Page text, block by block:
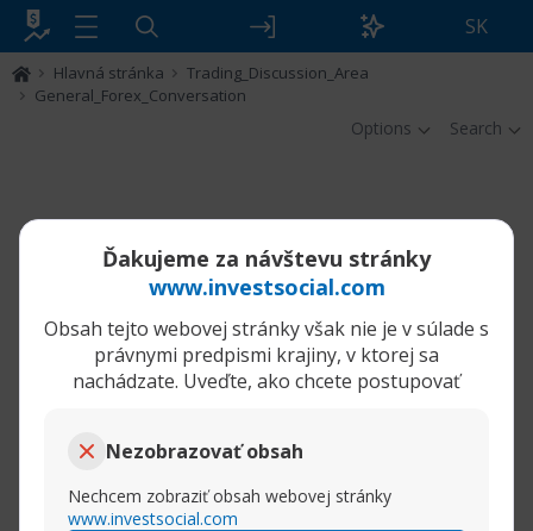
SK
Hlavná stránka
Trading_Discussion_Area
General_Forex_Conversation
Options Search
Ďakujeme za návštevu stránky
www.investsocial.com
Obsah tejto webovej stránky však nie je v súlade s
právnymi predpismi krajiny, v ktorej sa
nachádzate. Uveďte, ako chcete postupovať
Nezobrazovať obsah
Nechcem zobraziť obsah webovej stránky
www.investsocial.com